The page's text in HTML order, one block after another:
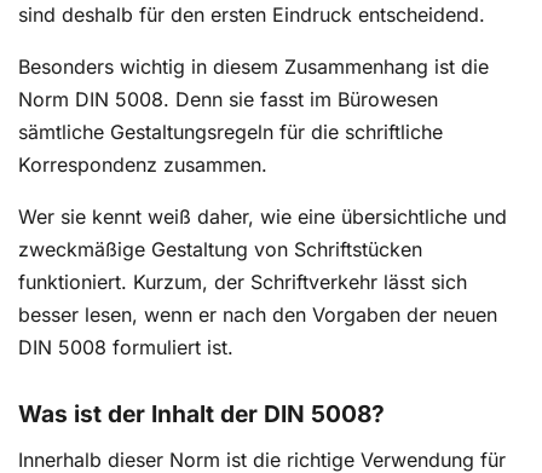
sind deshalb für den ersten Eindruck entscheidend.
Besonders wichtig in diesem Zusammenhang ist die
Norm DIN 5008. Denn sie fasst im Bürowesen
sämtliche Gestaltungsregeln für die schriftliche
Korrespondenz zusammen.
Wer sie kennt weiß daher, wie eine übersichtliche und
zweckmäßige Gestaltung von Schriftstücken
funktioniert. Kurzum, der Schriftverkehr lässt sich
besser lesen, wenn er nach den Vorgaben der neuen
DIN 5008 formuliert ist.
Was ist der Inhalt der DIN 5008?
Innerhalb dieser Norm ist die richtige Verwendung für